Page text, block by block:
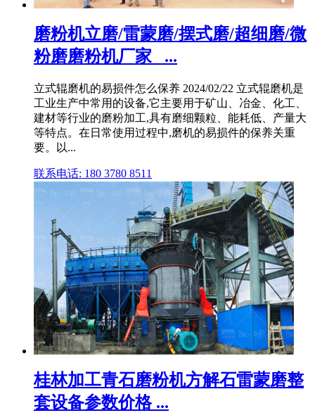
磨粉机立磨/雷蒙磨/摆式磨/超细磨/微
粉磨磨粉机厂家_ ...
立式辊磨机的易损件怎么保养 2024/02/22 立式辊磨机是
工业生产中常用的设备,它主要用于矿山、冶金、化工、
建材等行业的磨粉加工,具有磨细颗粒、能耗低、产量大
等特点。在日常使用过程中,磨机的易损件的保养关重
要。以...
联系电话: 180 3780 8511
桂林加工青石磨粉机方解石雷蒙磨整
套设备参数价格 ...